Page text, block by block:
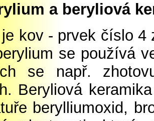
a beryliová
kov - prvek číslo 4
se používá
se např.
Beryliová
berylliumoxid,